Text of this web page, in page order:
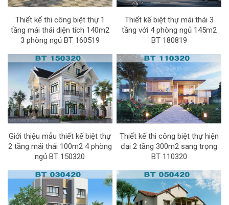
Thiết kế thi công biệt thự 1
tầng mái thái diện tích 140m2
3 phòng ngủ BT 160519
Thiết kế biệt thự mái thái 3
tầng với 4 phòng ngủ 145m2
BT 180819
Giới thiệu mẫu thiết kế biệt thự
2 tầng mái thái 100m2 4 phòng
ngủ BT 150320
Thiết kế thi công biệt thự hiện
đại 2 tầng 300m2 sang trọng
BT 110320